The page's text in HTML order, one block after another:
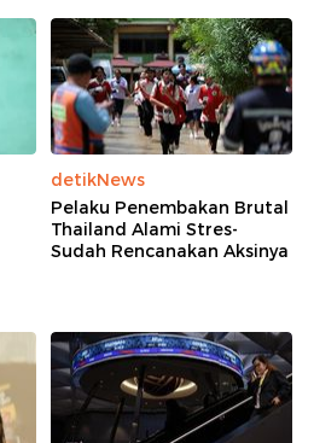
detikNews
Pelaku Penembakan Brutal
Thailand Alami Stres-
Sudah Rencanakan Aksinya